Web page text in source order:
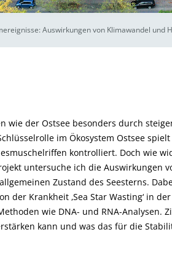
Auswirkungen von Klimawandel
wie der Ostsee besonders durch
im Ökosystem Ostsee
kontrolliert. Doch wie
untersuche ich die Auswirkungen
Zustand des Seesterns.
der Krankheit ‚Sea Star Wasting‘ in der
wie DNA- und RNA-Analysen.
kann und was das für die